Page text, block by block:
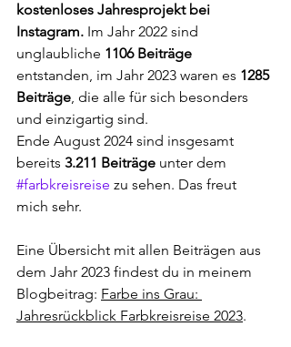
kostenloses Jahresprojekt bei
Instagram. Im Jahr 2022 sind
unglaubliche 1106 Beiträge
entstanden, im Jahr 2023 waren es 1285
Beiträge, die alle für sich besonders
und einzigartig sind.
Ende August 2024 sind insgesamt
bereits 3.211 Beiträge unter dem
#farbkreisreise zu sehen. Das freut
mich sehr.
Eine Übersicht mit allen Beiträgen aus
dem Jahr 2023 findest du in meinem
Blogbeitrag: Farbe ins Grau:
Jahresrückblick Farbkreisreise 2023.